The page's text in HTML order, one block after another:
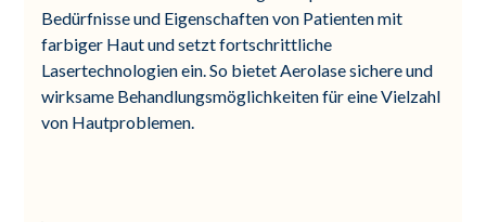
Bedürfnisse und Eigenschaften von Patienten mit
farbiger Haut und setzt fortschrittliche
Lasertechnologien ein. So bietet Aerolase sichere und
wirksame Behandlungsmöglichkeiten für eine Vielzahl
von Hautproblemen.